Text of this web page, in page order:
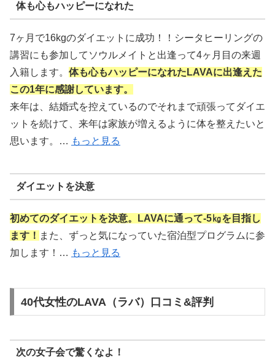
体も心もハッピーになれた
7ヶ月で16kgのダイエットに成功！！シータヒーリングの
講習にも参加してソウルメイトと出逢って4ヶ月目の来週
入籍します。 体も心もハッピーになれたLAVAに出逢えた
この1年に感謝しています。
来年は、結婚式を控えているのでそれまで頑張ってダイエ
ットを続けて、来年は家族が増えるように体を整えたいと
思います。… もっと見る
ダイエットを決意
初めてのダイエットを決意。LAVAに通って-5㎏を目指し
ます！ また、ずっと気になっていた宿泊型プログラムに参
加します！… もっと見る
40代女性のLAVA（ラバ）口コミ&評判
次の女子会で驚くなよ！